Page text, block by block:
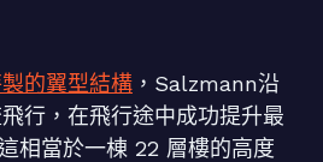
的翼型結構 ，Salzmann沿
行，在飛行途中成功提升最
相當於一棟 22 層樓的高度